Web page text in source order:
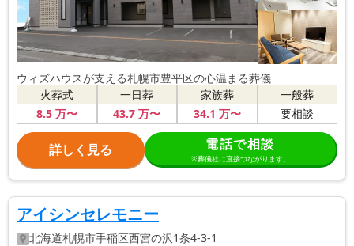
ウィズハウスが支える札幌市豊平区の心温まる葬儀
火葬式
8.5万〜
一日葬
43.7 万〜
家族葬
34.1 万〜
一般葬
要相談
詳しく見る 電話で相談
※葬儀社に直接つながります。
アイシンセレモニー
北海道札幌市手稲区西宮の沢1条4-3-1